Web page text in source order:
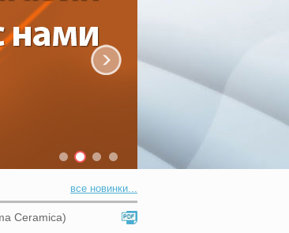
все новинки...
Ceramica)